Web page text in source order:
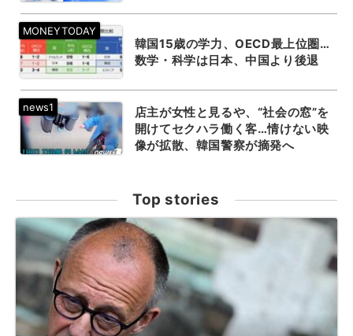
韓国15歳の学力、OECD最上位圏…
数学・科学は日本、中国より後退
店主が女性と見るや、“社会の窓”を
開けてセクハラ働く客…情けない映
像が拡散、韓国警察が摘発へ
Top stories